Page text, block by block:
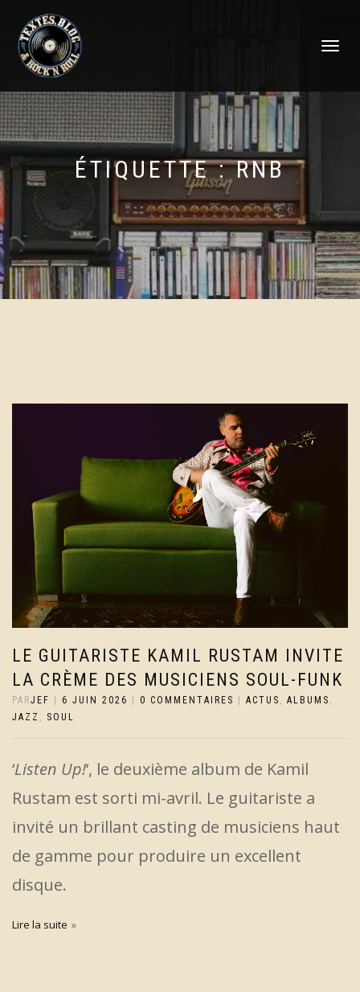
DÉPLIER
ÉTIQUETTE :RNB
LE GUITARISTE KAMIL RUSTAM INVITE
LA CRÈME DES MUSICIENS SOUL-FUNK
PARJEF | 6 JUIN 2026 | 0 COMMENTAIRES | ACTUS ALBUMS
JAZZ
SOUL
‘Listen Up!‘, le deuxième album de Kamil
Rustam est sorti mi-avril. Le guitariste a
invité un brillant casting de musiciens haut
de gamme pour produire un excellent
disque.
Lire la suite